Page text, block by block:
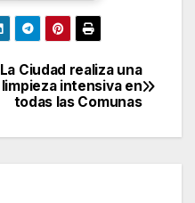
La Ciudad realiza una
limpieza intensiva en
todas las Comunas